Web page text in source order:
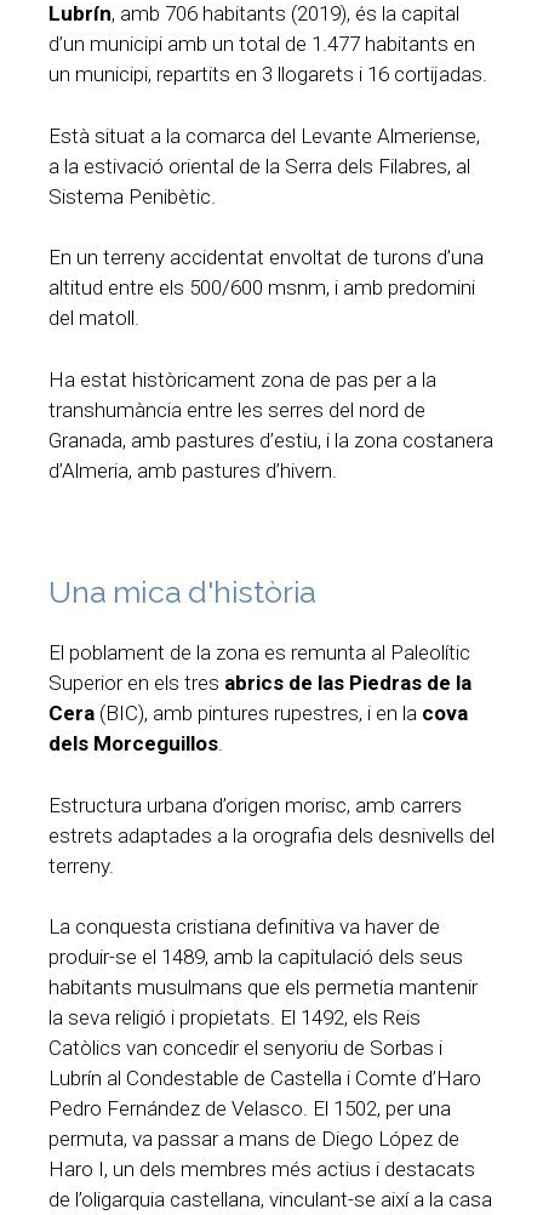
Lubrín, amb 706 habitants (2019), és la capital
d’un municipi amb un total de 1.477 habitants en
un municipi, repartits en 3 llogarets i 16 cortijadas.
Està situat a la comarca del Levante Almeriense,
a la estivació oriental de la Serra dels Filabres, al
Sistema Penibètic.
En un terreny accidentat envoltat de turons d’una
altitud entre els 500/600 msnm, i amb predomini
del matoll.
Ha estat històricament zona de pas per a la
transhumància entre les serres del nord de
Granada, amb pastures d’estiu, i la zona costanera
d’Almeria, amb pastures d’hivern.
Una mica d'història
El poblament de la zona es remunta al Paleolític
Superior en els tres abrics de las Piedras de la
Cera (BIC), amb pintures rupestres, i en la cova
dels Morceguillos.
Estructura urbana d’origen morisc, amb carrers
estrets adaptades a la orografia dels desnivells del
terreny.
La conquesta cristiana definitiva va haver de
produir-se el 1489, amb la capitulació dels seus
habitants musulmans que els permetia mantenir
la seva religió i propietats. El 1492, els Reis
Catòlics van concedir el senyoriu de Sorbas i
Lubrín al Condestable de Castella i Comte d’Haro
Pedro Fernández de Velasco. El 1502, per una
permuta, va passar a mans de Diego López de
Haro I, un dels membres més actius i destacats
de l’oligarquia castellana, vinculant-se així a la casa